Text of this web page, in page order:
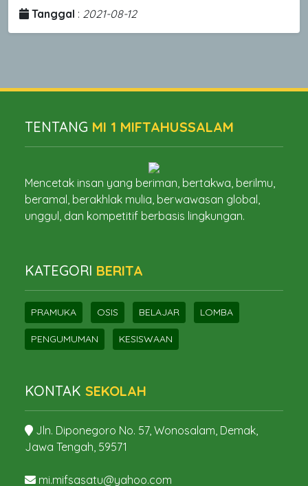
Tanggal : 2021-08-12
TENTANG MI 1 MIFTAHUSSALAM
Mencetak insan yang beriman, bertakwa, berilmu,
beramal, berakhlak mulia, berwawasan global,
unggul, dan kompetitif berbasis lingkungan.
KATEGORI BERITA
PRAMUKA OSIS BELAJAR LOMBA
PENGUMUMAN KESISWAAN
KONTAK SEKOLAH
Jln. Diponegoro No. 57, Wonosalam, Demak,
Jawa Tengah, 59571
mi.mifsasatu@yahoo.com